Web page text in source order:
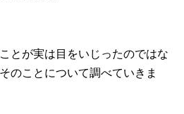
とが実は目をいじったのではな
のことについて調べていきま